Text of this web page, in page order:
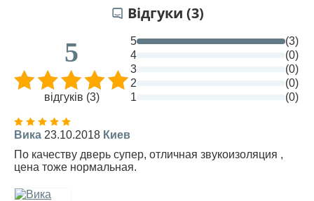
Відгуки (3)
5
відгуків (3)
5
(3)
4
(0)
3
(0)
2
(0)
1
(0)
Вика 23.10.2018 Киев
По качеству дверь супер, отличная звукоизоляция ,
цена тоже нормальная.